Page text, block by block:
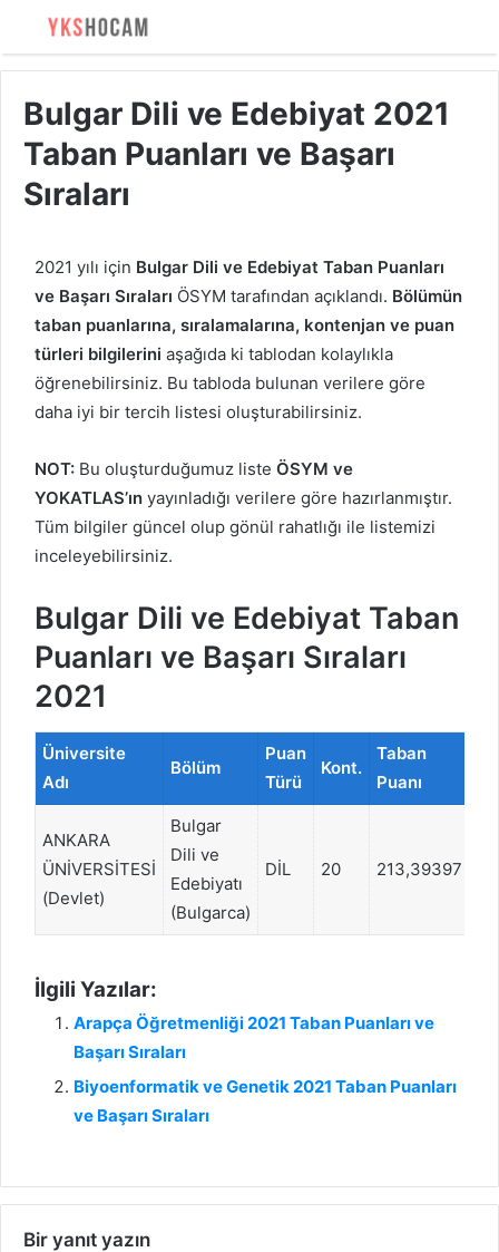
Bulgar Dili ve Edebiyat 2021
Taban Puanları ve Başarı
Sıraları
2021 yılı için Bulgar Dili ve Edebiyat Taban Puanları
ve Başarı Sıraları ÖSYM tarafından açıklandı. Bölümün
taban puanlarına, sıralamalarına, kontenjan ve puan
türleri bilgilerini aşağıda ki tablodan kolaylıkla
öğrenebilirsiniz. Bu tabloda bulunan verilere göre
daha iyi bir tercih listesi oluşturabilirsiniz.
NOT: Bu oluşturduğumuz liste ÖSYM ve
YOKATLAS’ın yayınladığı verilere göre hazırlanmıştır.
Tüm bilgiler güncel olup gönül rahatlığı ile listemizi
inceleyebilirsiniz.
Bulgar Dili ve Edebiyat Taban
Puanları ve Başarı Sıraları
2021
Üniversite
Adı
Bölüm
Puan
Türü
Kont.
Taban
Puanı
ANKARA
ÜNİVERSİTESİ
(Devlet)
Bulgar
Dili ve
Edebiyatı
(Bulgarca)
DİL 20 213,39397
İlgili Yazılar:
Arapça Öğretmenliği 2021 Taban Puanları ve
Başarı Sıraları
Biyoenformatik ve Genetik 2021 Taban Puanları
ve Başarı Sıraları
Bir yanıt yazın